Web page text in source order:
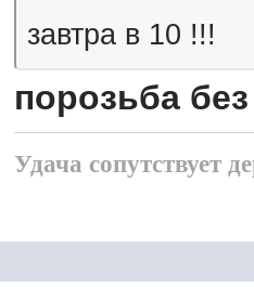
завтра в 10 !!!
порозьба
Удача сопутствует